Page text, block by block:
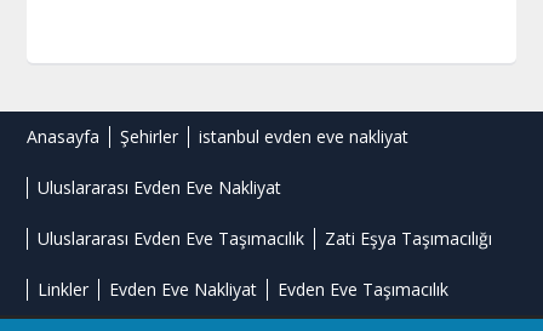
Anasayfa Şehirler istanbul evden eve nakliyat
Uluslararası Evden Eve Nakliyat
Uluslararası Evden Eve Taşımacılık Zati Eşya Taşımacılığı
Linkler Evden Eve Nakliyat Evden Eve Taşımacılık